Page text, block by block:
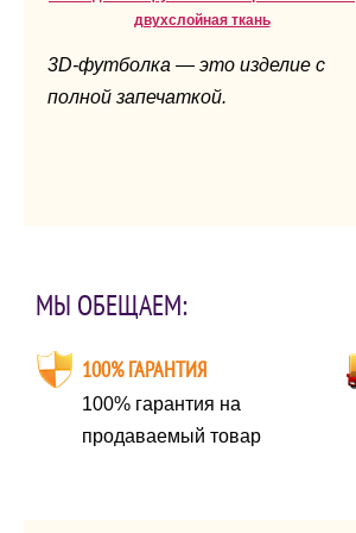
двухслойная ткань
3D-футболка — это изделие с
полной запечаткой.
МЫ ОБЕЩАЕМ:
100% ГАРАНТИЯ
100% гарантия на
продаваемый товар